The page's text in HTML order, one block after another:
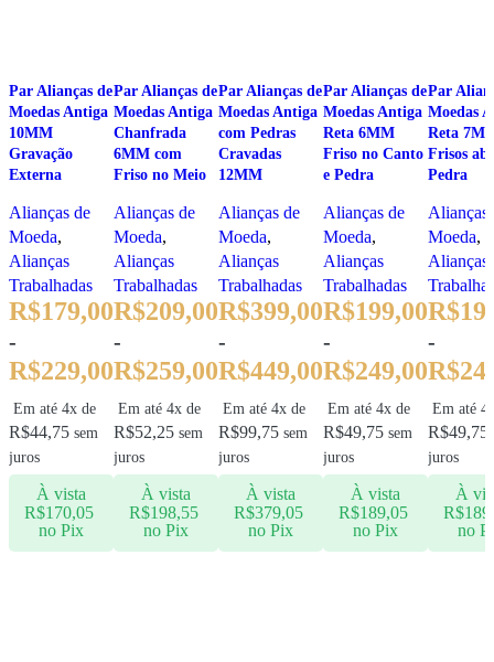
Par Alianças de
Moedas Antiga
10MM
Gravação
Externa
Alianças de
Moeda,
Alianças
Trabalhadas
R$179,00
-
R$229,00
Em até 4x de
R$44,75 sem
juros
À vista
R$170,05
no Pix
Par Alianças de
Moedas Antiga
Chanfrada
6MM com
Friso no Meio
Alianças de
Moeda,
Alianças
Trabalhadas
R$209,00
-
R$259,00
Em até 4x de
R$52,25 sem
juros
À vista
R$198,55
no Pix
Par Alianças de
Moedas Antiga
com Pedras
Cravadas
12MM
Alianças de
Moeda,
Alianças
Trabalhadas
R$399,00
-
R$449,00
Em até 4x de
R$99,75 sem
juros
À vista
R$379,05
no Pix
Par Alianças de
Moedas Antiga
Reta 6MM
Friso no Canto
e Pedra
Alianças de
Moeda,
Alianças
Trabalhadas
R$199,00
-
R$249,00
Em até 4x de
R$49,75 sem
juros
À vista
R$189,05
no Pix
Par
Moedas
Reta
Frisos
Pedra
Alianças
Moeda,
Alianças
R$
-
R$
Em até
R$49,75
juros
À
R$
no